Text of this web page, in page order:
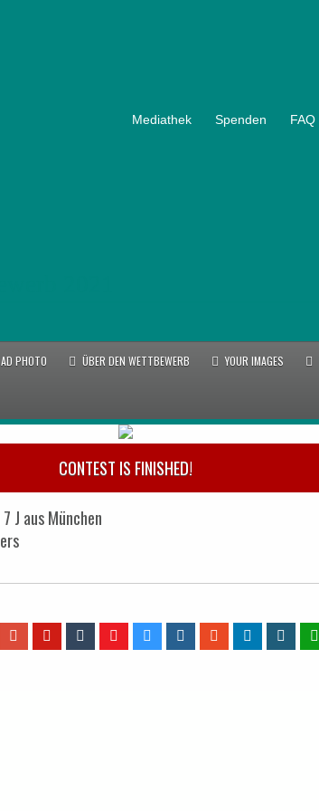
Mediathek Spenden FAQ
PHOTO ÜBER DEN WETTBEWERB YOUR IMAGES
CONTEST IS FINISHED!
J aus München